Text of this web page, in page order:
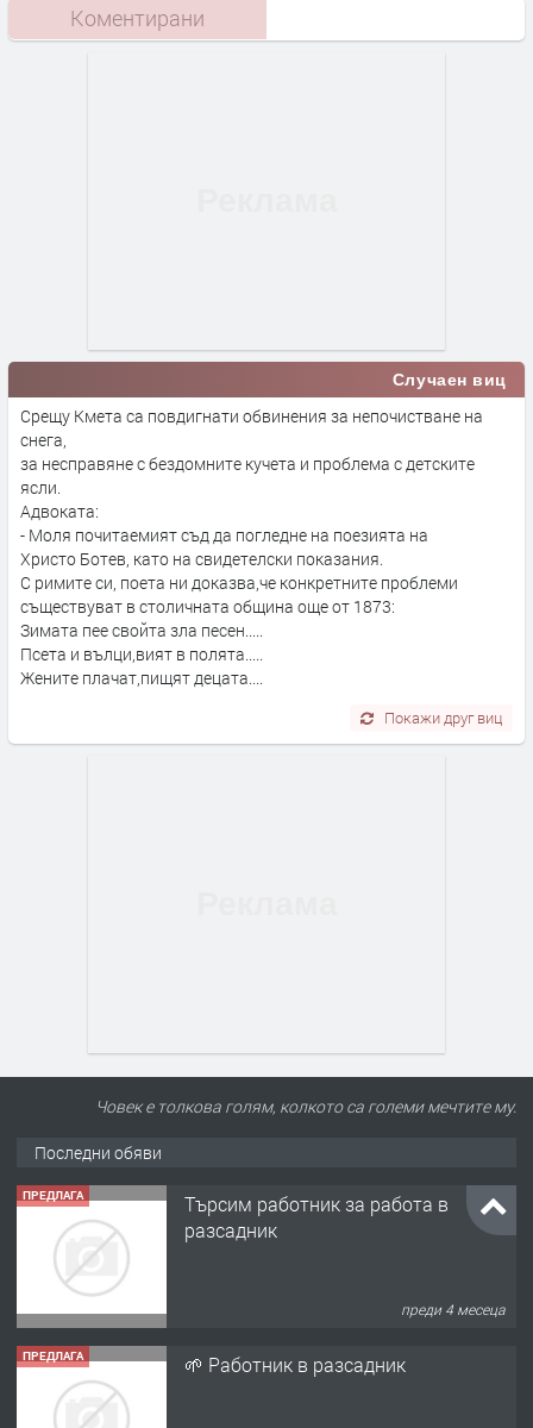
Коментирани
Случаен виц
Срещу Кмета са повдигнати обвинения за непочистване на
снега,
за несправяне с бездомните кучета и проблема с детските
ясли.
Адвоката:
- Моля почитаемият съд да погледне на поезията на
Христо Ботев, като на свидетелски показания.
С римите си, поета ни доказва,че конкретните проблеми
съществуват в столичната община още от 1873:
Зимата пее свойта зла песен.....
Псета и вълци,вият в полята.....
Жените плачат,пищят децата....
Покажи друг виц
Човек е толкова голям, колкото са големи мечтите му.
Последни обяви
ПРЕДЛАГА
Търсим работник за работа в
разсадник
преди 4 месеца
ПРЕДЛАГА 🌱 Работник в разсадник